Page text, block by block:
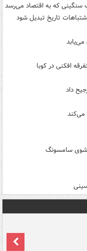
که به اقتصاد می‌رسد
تاریخ تبدیل شود
افکنی در کوبا
داد
سامسونگ